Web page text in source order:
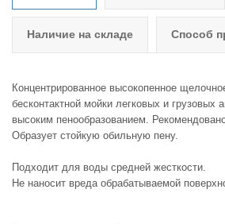
Наличие на складе Способ
Концентрированное высокопенное
бесконтактной мойки легковых и грузовых
высоким пенообразованием.
Образует стойкую обильную пену.
Подходит для воды средней жесткости.
Не наносит вреда обрабатываемой